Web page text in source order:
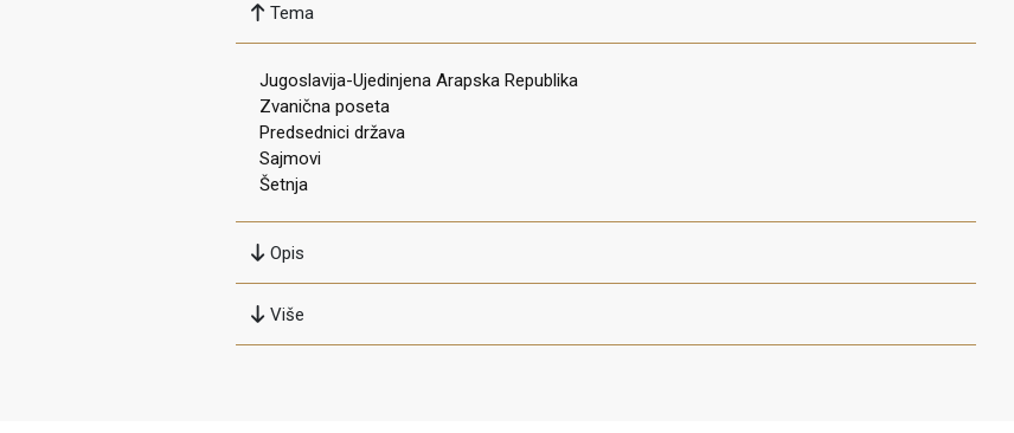
Tema
Jugoslavija-Ujedinjena Arapska Republika
Zvanična poseta
Predsednici država
Sajmovi
Šetnja
Opis
Više